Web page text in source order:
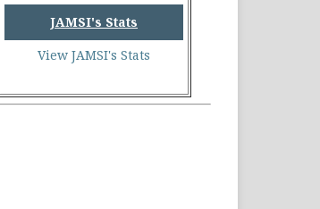
JAMSI's Stats
View JAMSI's Stats